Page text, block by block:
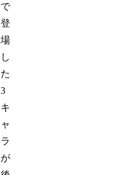
で
登
場
し
た
3
キ
ャ
ラ
が